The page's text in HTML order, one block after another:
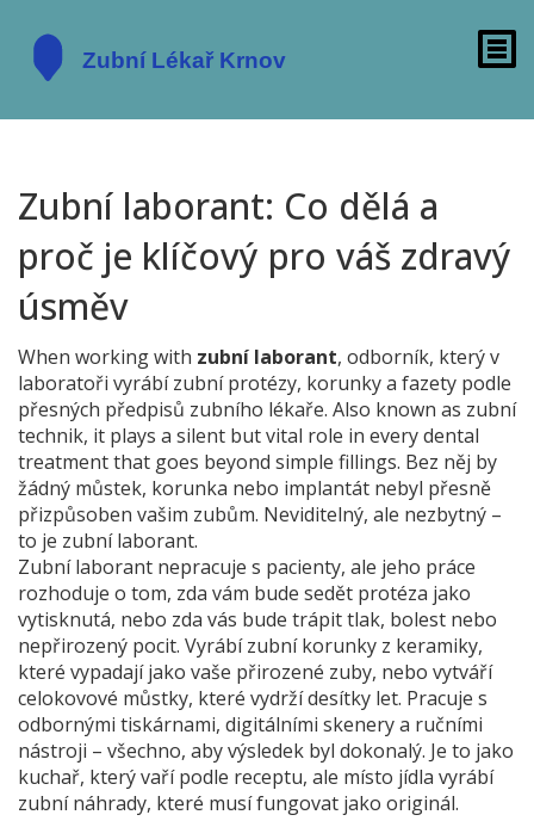
Zubní laborant: Co dělá a
proč je klíčový pro váš zdravý
úsměv
When working with zubní laborant, odborník, který v
laboratoři vyrábí zubní protézy, korunky a fazety podle
přesných předpisů zubního lékaře. Also known as zubní
technik, it plays a silent but vital role in every dental
treatment that goes beyond simple fillings. Bez něj by
žádný můstek, korunka nebo implantát nebyl přesně
přizpůsoben vašim zubům. Neviditelný, ale nezbytný –
to je zubní laborant.
Zubní laborant nepracuje s pacienty, ale jeho práce
rozhoduje o tom, zda vám bude sedět protéza jako
vytisknutá, nebo zda vás bude trápit tlak, bolest nebo
nepřirozený pocit. Vyrábí zubní korunky z keramiky,
které vypadají jako vaše přirozené zuby, nebo vytváří
celokovové můstky, které vydrží desítky let. Pracuje s
odbornými tiskárnami, digitálními skenery a ručními
nástroji – všechno, aby výsledek byl dokonalý. Je to jako
kuchař, který vaří podle receptu, ale místo jídla vyrábí
zubní náhrady, které musí fungovat jako originál.